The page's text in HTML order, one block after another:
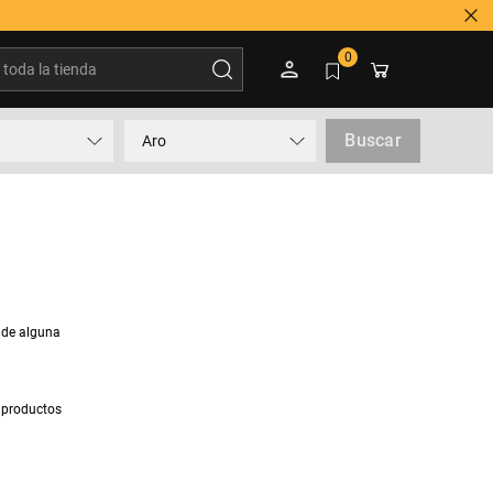
0
Aro Buscar
alguna